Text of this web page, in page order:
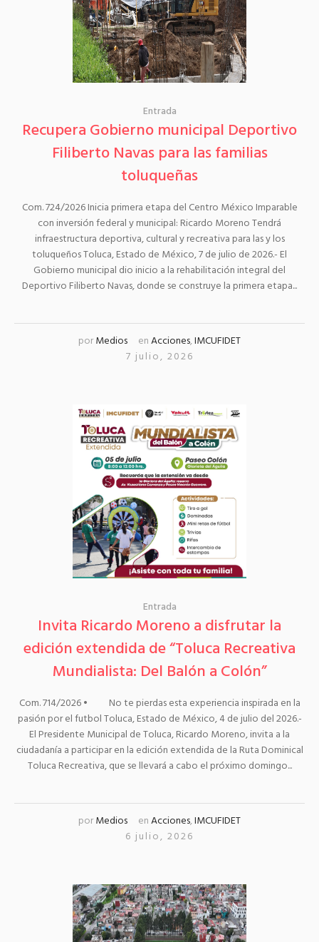
Entrada
Recupera Gobierno municipal Deportivo
Filiberto Navas para las familias
toluqueñas
Com. 724/2026 Inicia primera etapa del Centro México Imparable
con inversión federal y municipal: Ricardo Moreno Tendrá
infraestructura deportiva, cultural y recreativa para las y los
toluqueños Toluca, Estado de México, 7 de julio de 2026.- El
Gobierno municipal dio inicio a la rehabilitación integral del
Deportivo Filiberto Navas, donde se construye la primera etapa...
porMedios enAcciones,IMCUFIDET
7 julio, 2026
Entrada
Invita Ricardo Moreno a disfrutar la
edición extendida de “Toluca Recreativa
Mundialista: Del Balón a Colón”
Com. 714/2026 • No te pierdas esta experiencia inspirada en la
pasión por el futbol Toluca, Estado de México, 4 de julio del 2026.-
El Presidente Municipal de Toluca, Ricardo Moreno, invita a la
ciudadanía a participar en la edición extendida de la Ruta Dominical
Toluca Recreativa, que se llevará a cabo el próximo domingo...
porMedios enAcciones,IMCUFIDET
6 julio, 2026